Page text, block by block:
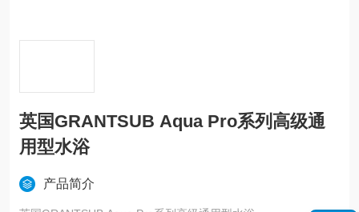
英国GRANTSUB Aqua Pro系列高级通
用型水浴
产品简介